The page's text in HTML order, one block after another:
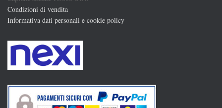
Condizioni di vendita
Informativa dati personali e cookie policy